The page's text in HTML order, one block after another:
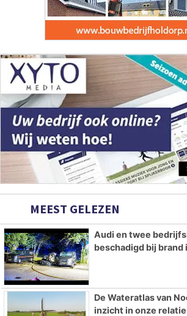
MEEST GELEZEN
Audi en twee
beschadigd bij brand
De Wateratlas van
inzicht in onze